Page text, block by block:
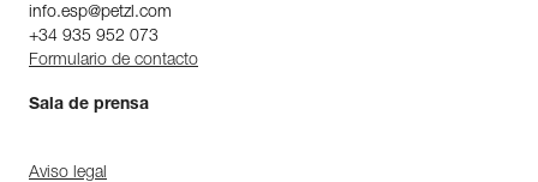
info.esp@petzl.com
+34 935 952 073
Formulario de contacto
Sala de prensa
Aviso legal